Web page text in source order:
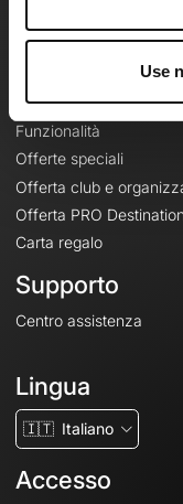
Use
Le Mag'
Mappe di base
Funzionalità
Offerte speciali
Offerta club e
Offerta PRO
Carta regalo
Supporto
Centro assistenza
Lingua
🇮🇹 Italiano
Accesso